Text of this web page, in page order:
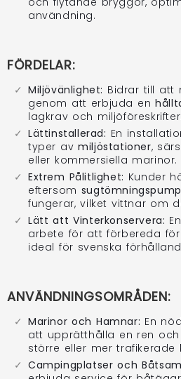
användning.
FÖRDELAR:
Miljövänlighet: Bidrar till att
genom att erbjuda en
lagkrav och miljöföreskrifter.
Lättinstallerad: En
typer avmiljöstationer,
eller kommersiella marinor.
Extrem Pålitlighet: Kunder
eftersom
fungerar, vilket vittnar om
Lätt att Vinterkonservera:
arbete för att förbereda
ideal för svenska
ANVÄNDNINGSOMRÅDEN:
Marinor och Hamnar: En
att upprätthålla en ren
större eller mer trafikerade
Campingplatser och